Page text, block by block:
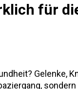
für
Gelenke,